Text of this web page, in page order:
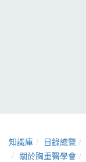
知識庫 目錄總覽
關於胸重醫學會